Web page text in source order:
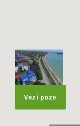
Vezi poze